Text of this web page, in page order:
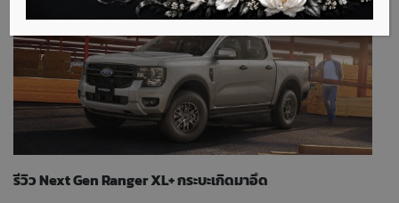
รีวิว Next Gen Ranger XL+ กระบะเกิดมาอึด